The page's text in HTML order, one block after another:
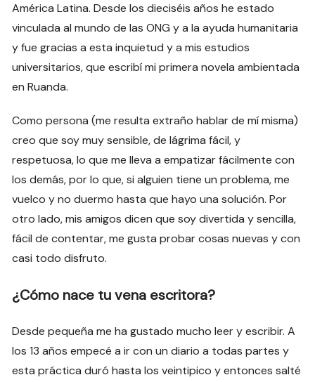
América Latina. Desde los dieciséis años he estado
vinculada al mundo de las ONG y a la ayuda humanitaria
y fue gracias a esta inquietud y a mis estudios
universitarios, que escribí mi primera novela ambientada
en Ruanda.
Como persona (me resulta extraño hablar de mí misma)
creo que soy muy sensible, de lágrima fácil, y
respetuosa, lo que me lleva a empatizar fácilmente con
los demás, por lo que, si alguien tiene un problema, me
vuelco y no duermo hasta que hayo una solución. Por
otro lado, mis amigos dicen que soy divertida y sencilla,
fácil de contentar, me gusta probar cosas nuevas y con
casi todo disfruto.
¿Cómo nace tu vena escritora?
Desde pequeña me ha gustado mucho leer y escribir. A
los 13 años empecé a ir con un diario a todas partes y
esta práctica duró hasta los veintipico y entonces salté